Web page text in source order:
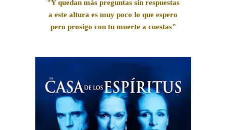
"Y quedan más preguntas sin respuestas
a este altura es muy poco lo que espero
pero prosigo con tu muerte a cuestas"